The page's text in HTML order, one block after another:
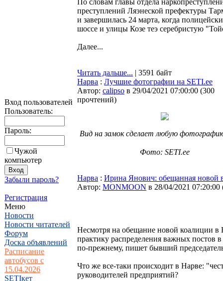
Вход пользователей
Пользователь:
Пароль:
Чужой
компьютер
Забыли пароль?
Регистрация
Меню
Новости
Новости читателей
Форум
Доска объявлений
Расписание
автобусов с
15.04.2026
SETIкет
По словам главы отдела
преступлений Ляэнеской префектуры
и завершилась 24 марта, когда
шоссе и улицы Козе теэ серебристую
Далее...
Читать дальше... | 3591 байт
Нарва : Лучшие фотографии на SETI.ee
Автор: calipso в 29/04/2021 07:00:00 (300
прочтений)
Вид на замок сделает любую
Фото: SETI.ee
Нарва : Ирина Янович: обещанная новой
Автор: MONMOON в 28/04/2021 07:20:00
Несмотря на обещание новой коалиции
практику распределения важных постов
по-прежнему, пишет бывший
Что же все-таки происходит в Нарве:
руководителей предприятий?